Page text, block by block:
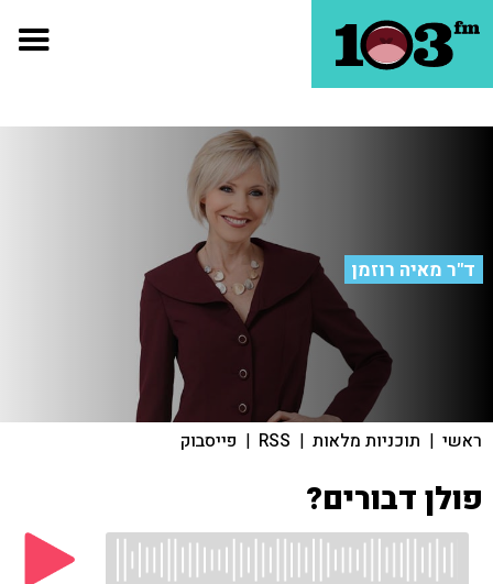
ד"ר מאיה רוזמן
ראשי | תוכניות מלאות |
RSS
| פייסבוק
פולן דבורים?